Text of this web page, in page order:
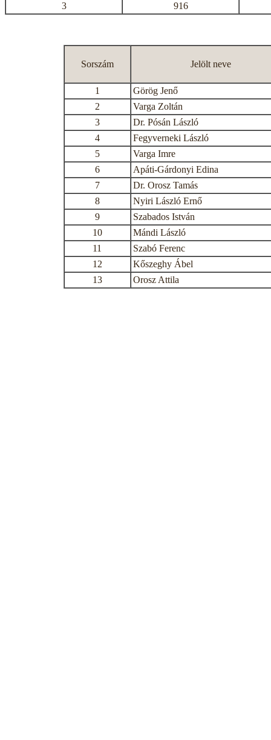
3
916
Sorszám Jelölt neve
1
Görög Jenő
2
Varga Zoltán
3
Dr. Pósán László
4
Fegyverneki László
5
Varga Imre
6
Apáti-Gárdonyi Edina
7
Dr. Orosz Tamás
8
Nyiri László Ernő
9
Szabados István
10
Mándi László
11
Szabó Ferenc
12
Kőszeghy Ábel
13
Orosz Attila